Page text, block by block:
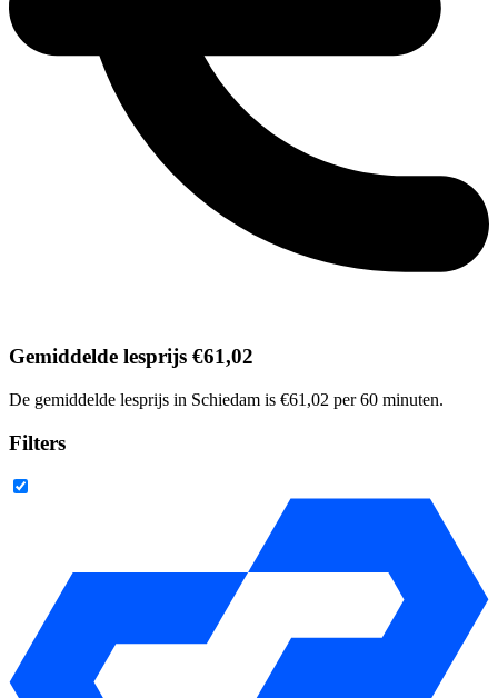
Gemiddelde lesprijs €61,02
De gemiddelde lesprijs in Schiedam is €61,02 per 60 minuten.
Filters